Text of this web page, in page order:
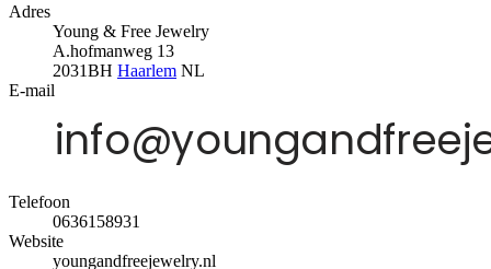
Adres
Young & Free Jewelry
A.hofmanweg 13
2031BH Haarlem NL
E-mail
Telefoon
0636158931
Website
youngandfreejewelry.nl